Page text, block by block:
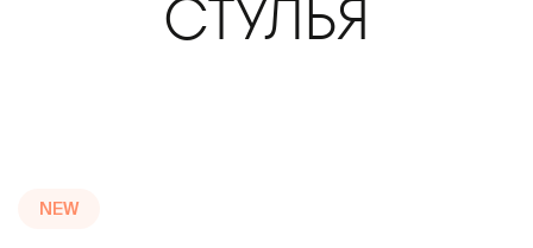
СТУЛЬЯ
NEW